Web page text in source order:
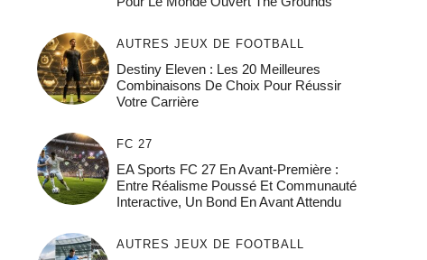
AUTRES JEUX DE FOOTBALL
Destiny Eleven : Les 20 Meilleures
Combinaisons De Choix Pour Réussir
Votre Carrière
FC 27
EA Sports FC 27 En Avant-Première :
Entre Réalisme Poussé Et Communauté
Interactive, Un Bond En Avant Attendu
AUTRES JEUX DE FOOTBALL